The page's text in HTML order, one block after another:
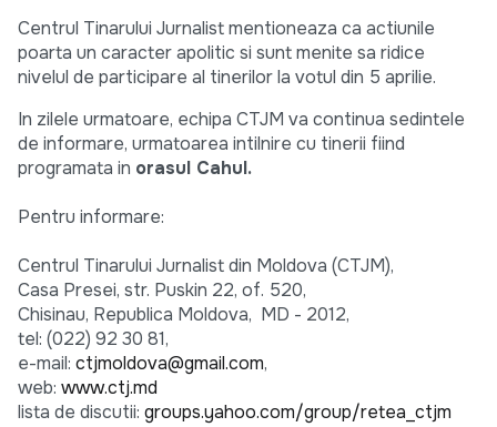
Centrul Tinarului Jurnalist mentioneaza ca actiunile
poarta un caracter apolitic si sunt menite sa ridice
nivelul de participare al tinerilor la votul din 5 aprilie.
In zilele urmatoare, echipa CTJM va continua sedintele
de informare, urmatoarea intilnire cu tinerii fiind
programata in orasul Cahul.
Pentru informare:
Centrul Tinarului Jurnalist din Moldova (CTJM),
Casa Presei, str. Puskin 22, of. 520,
Chisinau, Republica Moldova, MD - 2012,
tel: (022) 92 30 81,
e-mail: ctjmoldova@gmail.com,
web: www.ctj.md
lista de discutii: groups.yahoo.com/group/retea_ ctjm